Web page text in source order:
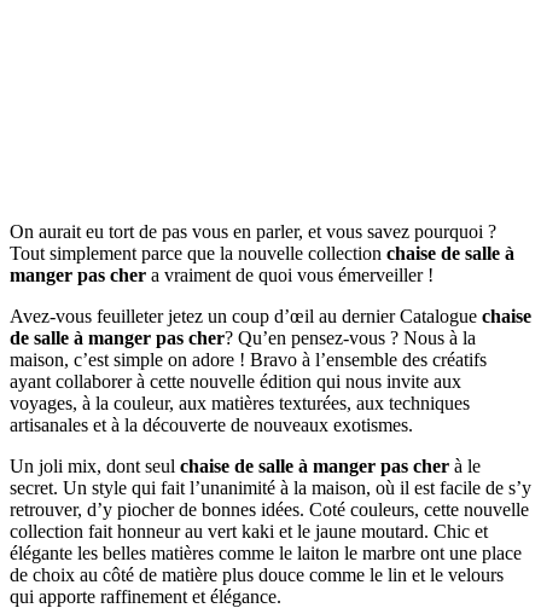
On aurait eu tort de pas vous en parler, et vous savez pourquoi ?
Tout simplement parce que la nouvelle collection chaise de salle à
manger pas cher a vraiment de quoi vous émerveiller !
Avez-vous feuilleter jetez un coup d’œil au dernier Catalogue chaise
de salle à manger pas cher? Qu’en pensez-vous ? Nous à la
maison, c’est simple on adore ! Bravo à l’ensemble des créatifs
ayant collaborer à cette nouvelle édition qui nous invite aux
voyages, à la couleur, aux matières texturées, aux techniques
artisanales et à la découverte de nouveaux exotismes.
Un joli mix, dont seul chaise de salle à manger pas cher à le
secret. Un style qui fait l’unanimité à la maison, où il est facile de s’y
retrouver, d’y piocher de bonnes idées. Coté couleurs, cette nouvelle
collection fait honneur au vert kaki et le jaune moutard. Chic et
élégante les belles matières comme le laiton le marbre ont une place
de choix au côté de matière plus douce comme le lin et le velours
qui apporte raffinement et élégance.